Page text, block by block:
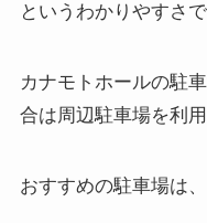
というわかりやすさで
カナモトホールの駐
合は周辺駐車場を利
おすすめの駐車場は、